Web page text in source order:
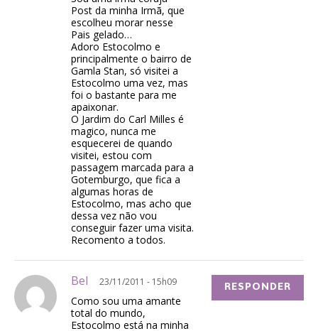
Post da minha Irmã, que
escolheu morar nesse
Pais gelado…
Adoro Estocolmo e
principalmente o bairro de
Gamla Stan, só visitei a
Estocolmo uma vez, mas
foi o bastante para me
apaixonar.
O Jardim do Carl Milles é
magico, nunca me
esquecerei de quando
visitei, estou com
passagem marcada para a
Gotemburgo, que fica a
algumas horas de
Estocolmo, mas acho que
dessa vez não vou
conseguir fazer uma visita.
Recomento a todos.
Bel 23/11/2011 - 15h09
Como sou uma amante
total do mundo,
Estocolmo está na minha
RESPONDER